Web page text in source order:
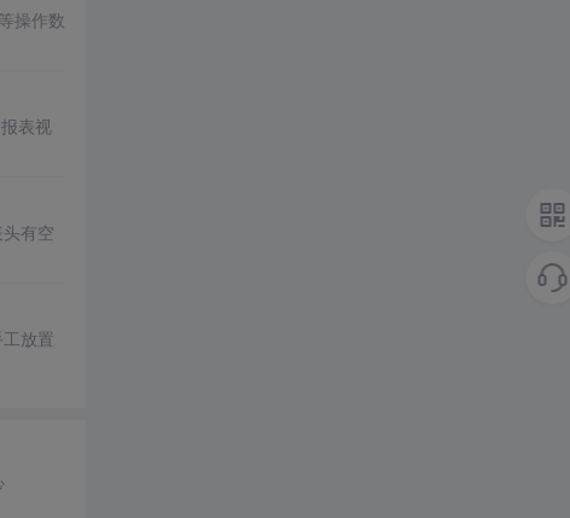
操作数
表视
有空
放置